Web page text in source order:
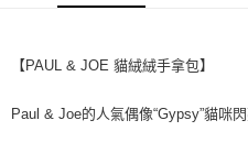
每筆NT$9,999
【PAUL & JOE 貓絨絨手拿包】
Paul & Joe的人氣偶像“Gypsy”貓咪